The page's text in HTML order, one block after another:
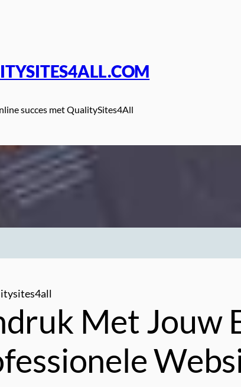
succes met QualitySites4All
Met Jouw